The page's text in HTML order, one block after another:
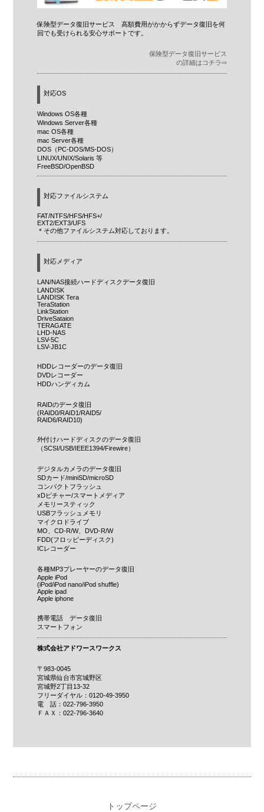
保険型データ復旧サービス 高額費用がかからずデータ復旧を何
回でも受けられる安心サポートです。
保険型データ復旧サービス
の詳細はコチラ⇨
対応OS
Windows OS各種
Windows Server各種
mac OS各種
mac Server各種
DOS（PC-DOS/MS-DOS）
LINUX/UNIX/Solaris 等
FreeBSD/OpenBSD
対応ファイルシステム
FAT/NTFS/HFS/HFS+/
EXT2/EXT3/UFS
＊その他ファイルシステム対応しております。
対応メディア
LAN/NAS接続ハードディスクデータ復旧
LANDISK
LANDISK Tera
TeraStation
LinkStation
DriveSataion
TERAGATE
LHD-NAS
LSV-5C
LSV-JB1C
HDDレコーダーのデータ復旧
DVDレコーダー
HDDハンディカム
RAIDのデータ復旧
(RAID0/RAID1/RAID5/
RAID6/RAID10)
外付けハードディスクのデータ復旧
（SCSI/USB/IEEE1394/Firewire）
デジタルカメラのデータ復旧
SDカード/miniSD/microSD
コンパクトフラッシュ
xDピチャー/スマートメディア
メモリースティック
USBフラッシュメモリ
マイクロドライブ
MO、CD-R/W、DVD-R/W
FDD(フロッピーディスク)
ICレコーダー
各種MP3プレーヤーのデータ復旧
Apple iPod
(iPod/iPod nano/iPod shuffle)
Apple ipad
Apple iphone
携帯電話 データ復旧
スマートフォン
株式会社アドワースワークス
〒983-0045
宮城県仙台市宮城野区
宮城野2丁目13-32
フリーダイヤル：0120-49-3950
電 話：022-796-3950
ＦＡＸ：022-796-3640
トップページ